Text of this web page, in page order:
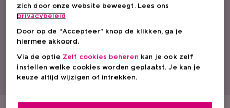
Met een ruim aanbod parfum, cosmetica en huidverzorging is ICI PARIS XL
dé beautyspecialist van Nederland. Ontdek onze acties, promoties, beauty
tips en vind een ICI PARIS XL winkel bij jou in de buurt. Bestel onze
zich door onze website beweegt. Lees ons
privacybeleid
Door op de “Accepteer” knop de klikken, ga je
hiermee akkoord.
Via de optie Zelf cookies beheren kan je ook zelf
instellen welke cookies worden geplaatst. Je kan je
keuze altijd wijzigen of intrekken.